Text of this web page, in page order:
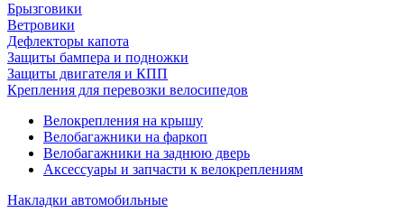
Брызговики
Ветровики
Дефлекторы капота
Защиты бампера и подножки
Защиты двигателя и КПП
Крепления для перевозки велосипедов
Велокрепления на крышу
Велобагажники на фаркоп
Велобагажники на заднюю дверь
Аксессуары и запчасти к велокреплениям
Накладки автомобильные